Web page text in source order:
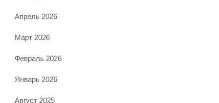
Апрель 2026
Март 2026
Февраль 2026
Январь 2026
Август 2025